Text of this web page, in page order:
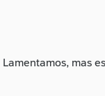
Lamentamos, mas